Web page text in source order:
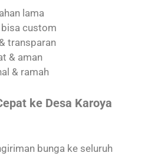
lama
bisa custom
transparan
& aman
& ramah
ke Desa Karoya
bunga ke seluruh